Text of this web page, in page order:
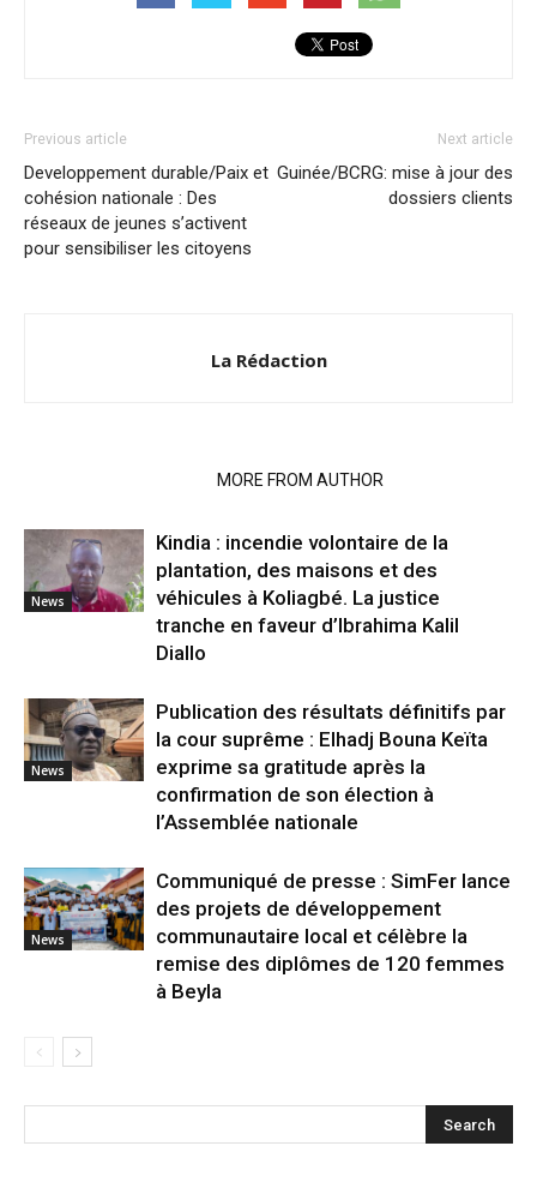
Previous article
Developpement durable/Paix et
cohésion nationale : Des
réseaux de jeunes s’activent
pour sensibiliser les citoyens
Next article
Guinée/BCRG: mise à jour des
dossiers clients
La Rédaction
MORE FROM AUTHOR
News
Kindia : incendie volontaire de la
plantation, des maisons et des
véhicules à Koliagbé. La justice
tranche en faveur d’Ibrahima Kalil
Diallo
News
Publication des résultats définitifs par
la cour suprême : Elhadj Bouna Keïta
exprime sa gratitude après la
confirmation de son élection à
l’Assemblée nationale
News
Communiqué de presse : SimFer lance
des projets de développement
communautaire local et célèbre la
remise des diplômes de 120 femmes
à Beyla